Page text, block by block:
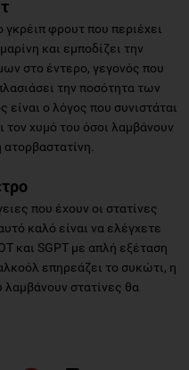
φρουτ που περιέχει
και εμποδίζει την
στο έντερο, γεγονός που
την ποσότητα των
ο λόγος που συνιστάται
χυμό του όσοι λαμβάνουν
ατορβαστατίνη.
που έχουν οι στατίνες
καλό είναι να ελέγχετε
και SGPT με απλή εξέταση
επηρεάζει το συκώτι, η
στατίνες θα